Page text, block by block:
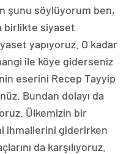
şunu söylüyorum ben,
birlikte siyaset
yapıyoruz. O kadar
ile köye giderseniz
eserini Recep Tayyip
Bundan dolayı da
Ülkemizin bir
ihmallerini giderirken
da karşılıyoruz.